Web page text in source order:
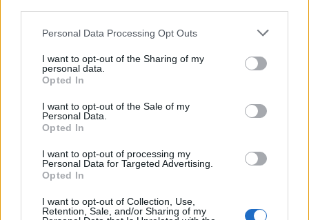
Please note that this website/app uses one or more Google
not limited to your visit or usage behaviour. You may click to
grant or deny consent to Google and its third-party tags to
use your data for below specified purposes in below Google
consent section.
Personal Data Processing Opt Outs
I want to opt-out of the Sharing of my
personal data.
Opted In
I want to opt-out of the Sale of my
Personal Data.
Opted In
I want to opt-out of processing my
Personal Data for Targeted Advertising.
Opted In
I want to opt-out of Collection, Use,
Retention, Sale, and/or Sharing of my
A Kultúra Magyar Városa díjjal olyan városi
helyi önkormányzatok munkáját ismerik el,
amelyek a kulturális, művészeti életet
kiemelkedően fejlesztik, támogatják és
kulturális értékeiket példaértékűen mutatják
be.
A Kultúra Magyar Városa 2008 cím
elnyerésére 2007. szeptember 30-ig lehetett
pályázni. A cím létrehozását a Megyei Jogú
Városok Szövetsége kezdeményezte, a